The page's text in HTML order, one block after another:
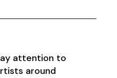
attention to
around